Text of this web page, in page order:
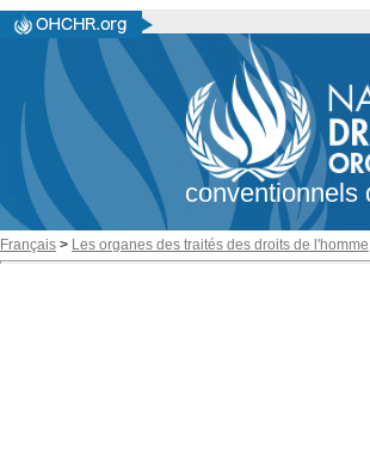
conventionnels
Français > Les organes des traités des droits de l'homme